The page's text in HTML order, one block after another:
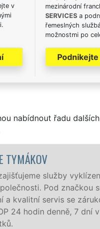
v
mezinárodní
SERVICES a
řemeslných
možnostmi po
nabídnout řadu
TYMÁKOV
služby
Pod značkou
a kvalitní servis se
24 hodin denně, 7 dní v